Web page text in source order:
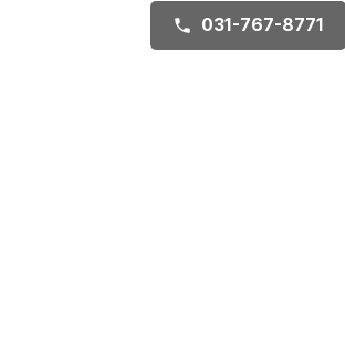
031-767-8771